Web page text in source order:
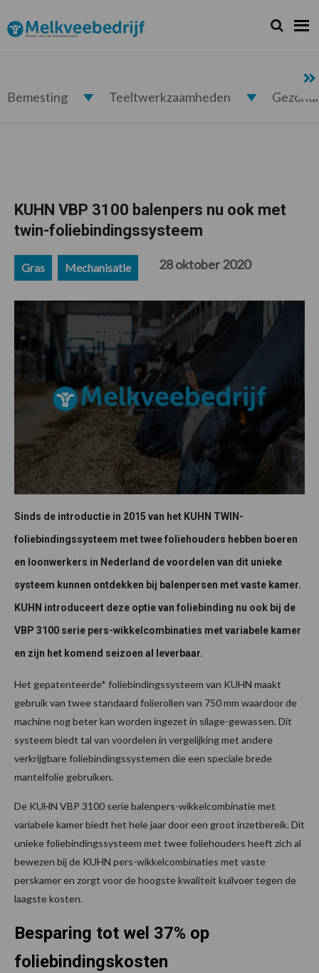
de
hoofdnavigatie
de
hoofd
de
eerste
de
voettekst
Melkveebedrijf.nl Zoeken...
Zoek
Bemesting Teeltwerkzaamheden
KUHN VBP 3100 balenpers nu ook met
twin-foliebindingssysteem
Gras Mechanisatie 28 oktober 2020
Sinds de introductie in 2015 van het KUHN TWIN-
foliebindingssysteem met twee foliehouders hebben boeren
en loonwerkers in Nederland de voordelen van dit unieke
systeem kunnen ontdekken bij balenpersen met vaste kamer.
KUHN introduceert deze optie van foliebinding nu ook bij de
VBP 3100 serie pers-wikkelcombinaties met variabele kamer
en zijn het komend seizoen al leverbaar.
Het gepatenteerde* foliebindingssysteem van KUHN maakt
gebruik van twee standaard folierollen van 750 mm waardoor de
machine nog beter kan worden ingezet in silage-gewassen. Dit
systeem biedt tal van voordelen in vergelijking met andere
verkrijgbare foliebindingssystemen die een speciale brede
mantelfolie gebruiken.
De KUHN VBP 3100 serie balenpers-wikkelcombinatie met
variabele kamer biedt het hele jaar door een groot inzetbereik. Dit
unieke foliebindingssysteem met twee foliehouders heeft zich al
bewezen bij de KUHN pers-wikkelcombinaties met vaste
perskamer en zorgt voor de hoogste kwaliteit kuilvoer tegen de
laagste kosten.
Besparing tot wel 37% op
foliebindingskosten